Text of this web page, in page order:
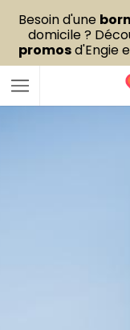
Besoin d'une
domicile ?
promosd'Engie